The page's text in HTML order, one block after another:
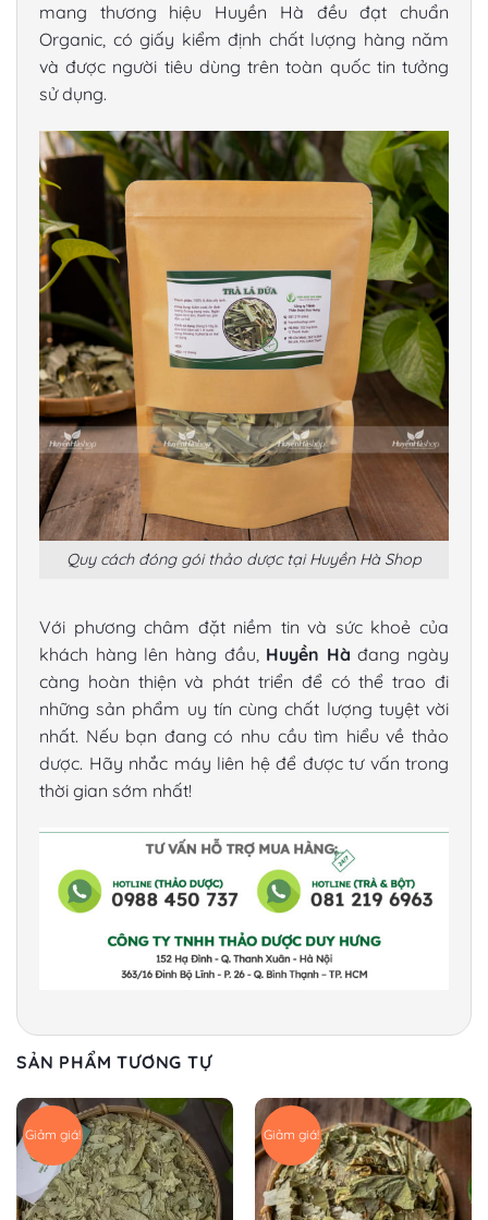
mang thương hiệu Huyền Hà đều đạt chuẩn
Organic, có giấy kiểm định chất lượng hàng năm
và được người tiêu dùng trên toàn quốc tin tưởng
sử dụng.
Quy cách đóng gói thảo dược tại Huyền Hà Shop
Với phương châm đặt niềm tin và sức khoẻ của
khách hàng lên hàng đầu, Huyền Hà đang ngày
càng hoàn thiện và phát triển để có thể trao đi
những sản phẩm uy tín cùng chất lượng tuyệt vời
nhất. Nếu bạn đang có nhu cầu tìm hiểu về thảo
dược. Hãy nhắc máy liên hệ để được tư vấn trong
thời gian sớm nhất!
SẢN PHẨM TƯƠNG TỰ
Giảm giá! Giảm giá!